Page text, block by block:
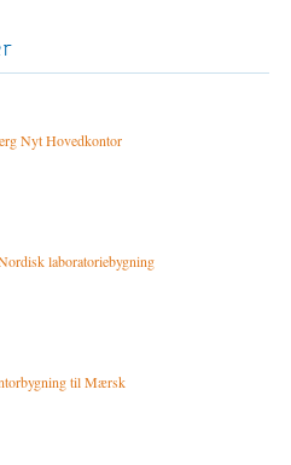
Nyt Hovedkontor
laboratoriebygning
til Mærsk